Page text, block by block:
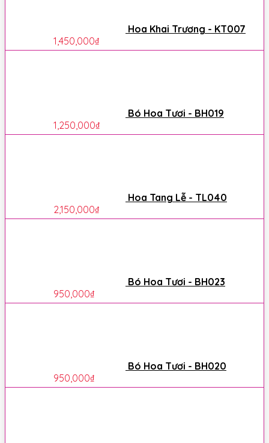
Hoa Khai Trương - KT007
1,450,000₫
Bó Hoa Tươi - BH019
1,250,000₫
Hoa Tang Lễ - TL040
2,150,000₫
Bó Hoa Tươi - BH023
950,000₫
Bó Hoa Tươi - BH020
950,000₫